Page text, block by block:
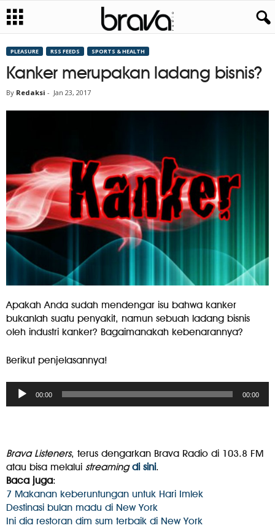
PLEASURE RSS FEEDS SPORTS & HEALTH
Kanker merupakan ladang bisnis?
By Redaksi - Jan 23, 2017
Apakah Anda sudah mendengar isu bahwa kanker
bukanlah suatu penyakit, namun sebuah ladang bisnis
oleh industri kanker? Bagaimanakah kebenarannya?
Berikut penjelasannya!
Audio
00:00 00:00
Brava Listeners, terus dengarkan Brava Radio di 103.8 FM
atau bisa melalui streaming di sini.
Baca juga:
7 Makanan keberuntungan untuk Hari Imlek
Destinasi bulan madu di New York
Ini dia restoran dim sum terbaik di New York